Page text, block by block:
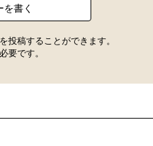
を書く
投稿することができます。
要です。